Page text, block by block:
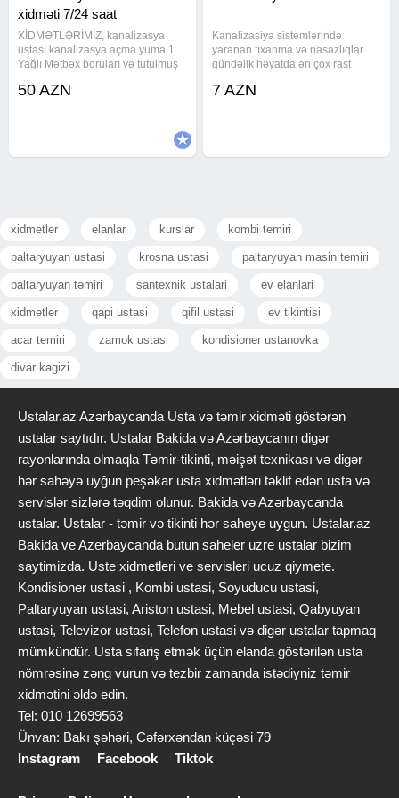
xidməti 7/24 saat
XİDMƏTLƏRİMİZ, kanalizasya
ustası kanalizasya açma yuma 1.
Yağlı Mətbəx boruları və tutulmuş
avadanlığı vasitəsiylə açılması və
50 AZN
Kanalizasiya sistemlərində
yaranan tıxanma və nasazlıqlar
gündəlik həyatda ən çox rast
Peşəkar kanalizasiya ustası bu
7 AZN
xidmetler elanlar kurslar kombi temiri
paltaryuyan ustasi krosna ustasi paltaryuyan masin temiri
paltaryuyan təmiri santexnik ustalari ev elanlari
xidmetler qapi ustasi qifil ustasi ev tikintisi
acar temiri zamok ustasi kondisioner ustanovka
divar kagizi
Ustalar.az Azərbaycanda Usta və təmir xidməti göstərən
ustalar saytıdır. Ustalar Bakida və Azərbaycanın digər
rayonlarında olmaqla Təmir-tikinti, məişət texnikası və digər
hər sahəyə uyğun peşəkar usta xidmətləri təklif edən usta və
servislər sizlərə təqdim olunur. Bakida və Azərbaycanda
ustalar. Ustalar - təmir və tikinti hər saheye uygun. Ustalar.az
Bakida ve Azerbaycanda butun saheler uzre ustalar bizim
saytimizda. Uste xidmetleri ve servisleri ucuz qiymete.
Kondisioner ustasi , Kombi ustasi, Soyuducu ustasi,
Paltaryuyan ustasi, Ariston ustasi, Mebel ustasi, Qabyuyan
ustasi, Televizor ustasi, Telefon ustasi və digər ustalar tapmaq
mümkündür. Usta sifariş etmək üçün elanda göstərilən usta
nömrəsinə zəng vurun və tezbir zamanda istədiyniz təmir
xidmətini əldə edin.
Tel: 010 12699563
Ünvan: Bakı şəhəri, Cəfərxəndan küçəsi 79
Instagram
Facebook Tiktok